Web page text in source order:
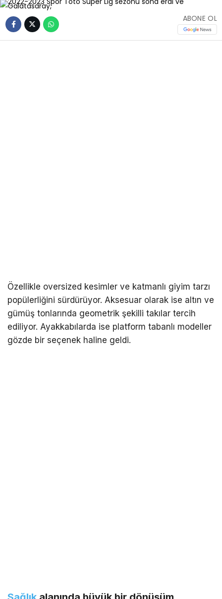
ABONE OL
Özellikle oversized kesimler ve katmanlı giyim tarzı
popülerliğini sürdürüyor. Aksesuar olarak ise altın ve
gümüş tonlarında geometrik şekilli takılar tercih
ediliyor. Ayakkabılarda ise platform tabanlı modeller
gözde bir seçenek haline geldi.